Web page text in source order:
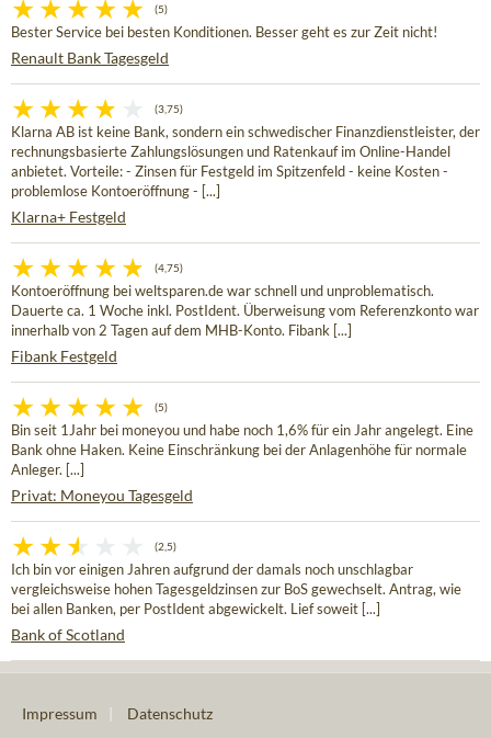
(5)
Bester Service bei besten Konditionen. Besser geht es zur Zeit nicht!
Renault Bank Tagesgeld
(3,75)
Klarna AB ist keine Bank, sondern ein schwedischer Finanzdienstleister, der
rechnungsbasierte Zahlungslösungen und Ratenkauf im Online-Handel
anbietet. Vorteile: - Zinsen für Festgeld im Spitzenfeld - keine Kosten -
problemlose Kontoeröffnung - [...]
Klarna+ Festgeld
(4,75)
Kontoeröffnung bei weltsparen.de war schnell und unproblematisch.
Dauerte ca. 1 Woche inkl. PostIdent. Überweisung vom Referenzkonto war
innerhalb von 2 Tagen auf dem MHB-Konto. Fibank [...]
Fibank Festgeld
(5)
Bin seit 1Jahr bei moneyou und habe noch 1,6% für ein Jahr angelegt. Eine
Bank ohne Haken. Keine Einschränkung bei der Anlagenhöhe für normale
Anleger. [...]
Privat: Moneyou Tagesgeld
(2,5)
Ich bin vor einigen Jahren aufgrund der damals noch unschlagbar
vergleichsweise hohen Tagesgeldzinsen zur BoS gewechselt. Antrag, wie
bei allen Banken, per PostIdent abgewickelt. Lief soweit [...]
Bank of Scotland
Impressum Datenschutz